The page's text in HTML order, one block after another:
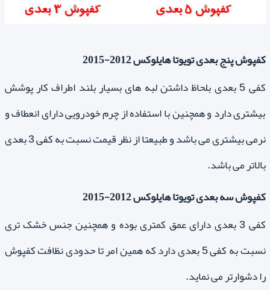
کفپوش پنج بعدی تویوتا هایلوکس 2012-2015
کفی 5 بعدی بلحاظ داشتن لبه های بسیار بلند اطراف کار پوشش
بیشتری دارد و همچنین با استفاده از چرم خودرویی دارای انعطاف و
نرمی بیشتری می باشد و طبیعتا از نظر قیمت نسبت به کفی 3 بعدی
بالاتر می باشد.
کفپوش سه بعدی تویوتا هایلوکس 2012-2015
کفی 3 بعدی دارای عمق کمتری بوده و همچنین جنس خشک تری
نسبت به کفی 5 بعدی دارد که همین امر تا حدودی نظافت کفپوش
را دشوارتر می نماید.